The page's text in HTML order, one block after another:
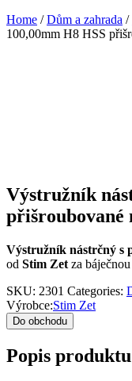
Home /Dům a zahrada /
100,00mm H8 HSS
Výstružník
přišroubované
Výstružník nástrčný s
od Stim Zet za
SKU: 2301 Categories:
Výrobce:Stim Zet
Do obchodu
Popis produktu